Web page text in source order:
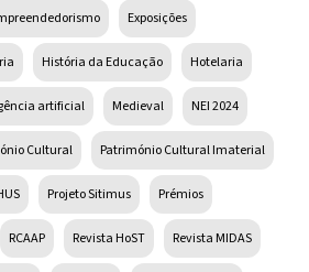
Exposições
História da Educação Hotelaria
artificial Medieval NEI 2024
Cultural Património Cultural Imaterial
Projeto Sitimus Prémios
RCAAP Revista HoST Revista MIDAS